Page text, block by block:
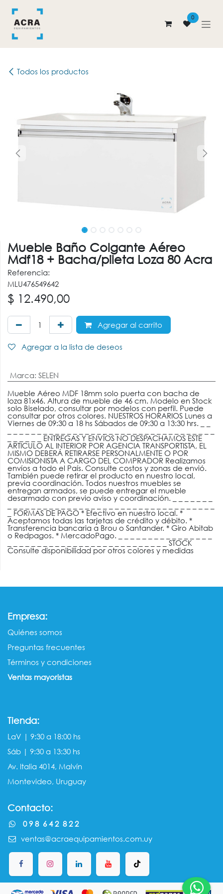
0
Todos los productos
Mueble Baño Colgante Aéreo
Mdf18 + Bacha/pileta Loza 80 Acra
Referencia:
MLU476549642
$ 12.490,00
Agregar al carrito
Agregar a la lista de deseos
Marca: SELEN
Mueble Aéreo MDF 18mm solo puerta con bacha de
loza 81x46. Altura de mueble de 46 cm. Modelo en Stock
solo Biselado, consultar por modelos con perfil. Puede
consultar por otros colores. NUESTROS HORARIOS Lunes a
Viernes de 09:30 a 18 hs Sábados de 09:30 a 13:30 hrs. _ _
_ _ _ _ _ _ ENTREGAS Y ENVÍOS NO DESPACHAMOS ESTE
ARTICULO AL INTERIOR POR AGENCIA TRANSPORTISTA, EL
MISMO DEBERÁ RETIRARSE PERSONALMENTE O POR
COMISIONISTA A CARGO DEL COMPRADOR Realizamos
envíos a todo el País. Consulte costos y zonas de envió.
También puede retirar el producto en nuestro local,
previa coordinación. Todos nuestros muebles se
entregan armados, se puede entregar el mueble
desarmado con previo aviso y coordinación. _ _ _ _ _ _ _
_ _ _ _ _ _ _ _ _ _ _ _ _ _ _ _ _ _ _ _ _ _ _ _ _ _ _ _ _ _ _ _ _ _ _
_ FORMAS DE PAGO * Efectivo en nuestro local. *
Aceptamos todas las tarjetas de crédito y débito. *
Transferencia bancaria a Brou o Santander. * Giro Abitab
o Redpagos. * MercadoPago. _ _ _ _ _ _ _ _ _ _ _ _ _ _ _ _
_ _ _ _ _ _ _ _ _ _ _ _ _ _ _ _ _ _ _ _ _ _ _ _ _ _ _ STOCK
Consulte disponibilidad por otros colores y medidas
Empresa:
Quiénes somos​​
Preguntas frecuentes
Términos y condiciones
Ventas mayorista​s
Tienda:
LaV | 9:30 a 18:00 hs
Sáb | 9:30 a 13:30 hs
Av. Italia 4014, Malvín
Montevideo, Uruguay
Contacto:
0 9 8 6 4 2 8 2 2
ventas@acraequipamientos.com.uy